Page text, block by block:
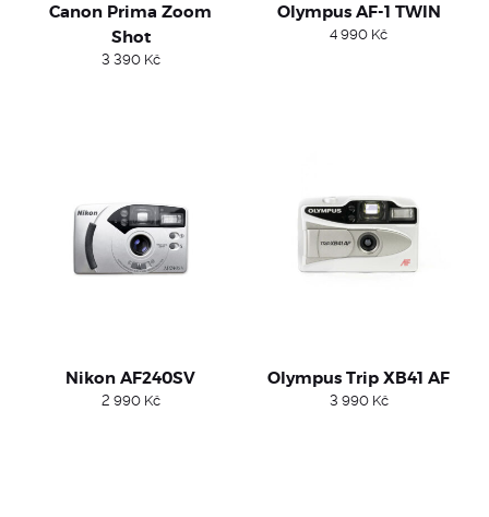
Canon Prima Zoom
Shot
3 390 Kč
Olympus AF-1 TWIN
4 990 Kč
Nikon AF240SV
2 990 Kč
Olympus Trip XB41 AF
3 990 Kč